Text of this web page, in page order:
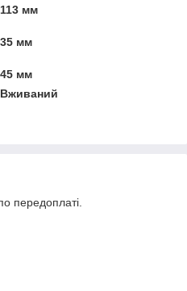
113 мм
35 мм
45 мм
Вживаний
передоплаті.